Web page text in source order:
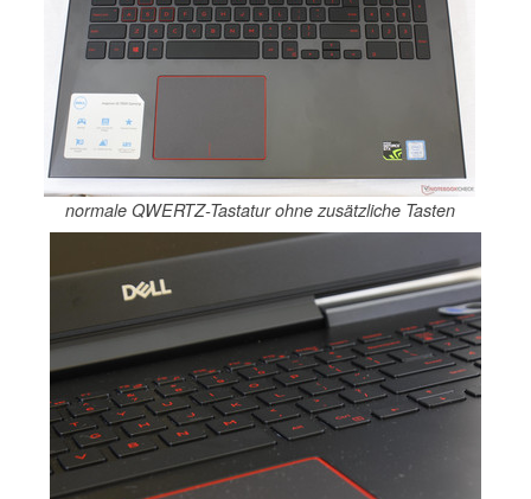
normale QWERTZ-Tastatur ohne zusätzliche Tasten